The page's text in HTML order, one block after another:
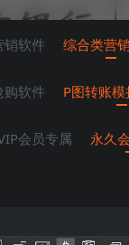
销软件 综合类营
购软件 P图转账
会员专属 永久